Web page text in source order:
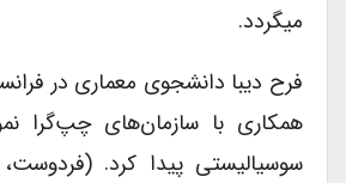
می­گردد.
فرح دیبا دانشجوی معماری در
همکاری با سازمان‌های چپ‌گرا